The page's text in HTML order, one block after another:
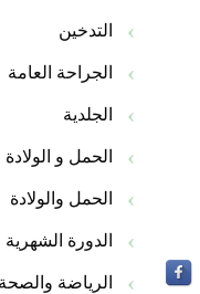
التدخين
الجراحة العامة
الجلدية
الحمل و الولادة
الحمل والولادة
الدورة الشهرية
الرياضة والصحة